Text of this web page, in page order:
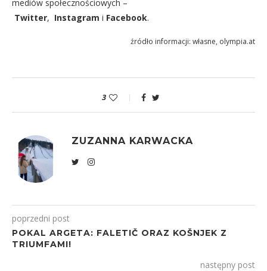
mediów społecznościowych –
Twitter, Instagram i Facebook.
źródło informacji: własne, olympia.at
3
ZUZANNA KARWACKA
poprzedni post
POKAL ARGETA: FALETIČ ORAZ KOŠNJEK Z
TRIUMFAMI!
następny post